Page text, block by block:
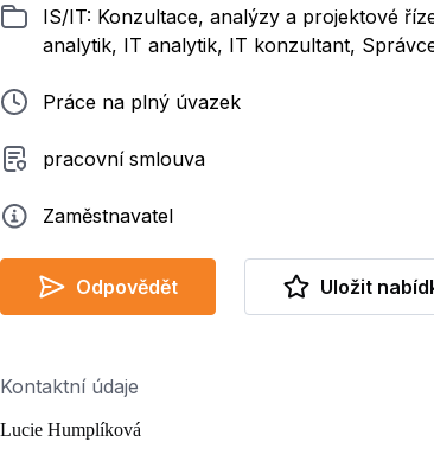
ZařazenoIS/IT: Konzultace, analýzy a projektové
analytik, IT analytik, IT konzultant,
Typ pracovního poměru
Práce na plný úvazek
Typ smluvního vztahu
pracovní smlouva
ZadavatelZaměstnavatel
Odpovědět Uložit
Kontaktní údaje
Lucie Humplíková